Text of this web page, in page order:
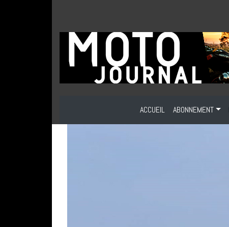
ACCUEIL ABONNEMENT